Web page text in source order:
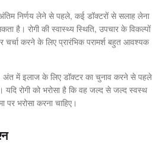
निर्णय लेने से पहले, कई डॉक्टरों से सलाह लेना
है। रोगी की स्वास्थ्य स्थिति, उपचार के विकल्पों
चर्चा करने के लिए प्रारंभिक परामर्श बहुत आवश्यक
अंत में इलाज के लिए डॉक्टर का चुनाव करने से पहले
यदि रोगी को भरोसा है कि वह जल्द से जल्द स्वस्थ
पर भरोसा करना चाहिए।